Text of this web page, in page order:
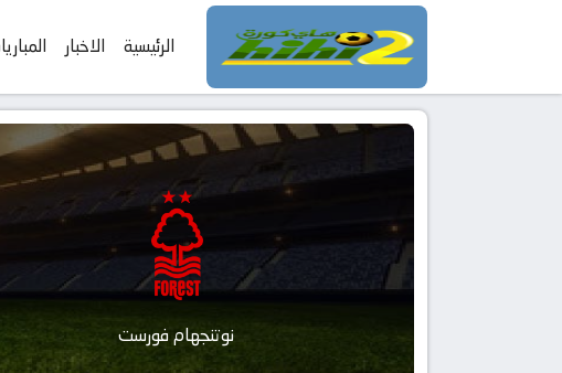
الرئيسية الاخبار
نوتنجهام فورست